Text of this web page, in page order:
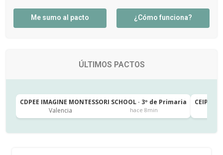
Me sumo al pacto ¿Cómo funciona?
ÚLTIMOS PACTOS
CDPEE IMAGINE MONTESSORI SCHOOL · 3º de Primaria
Valencia
hace 8min
CEIP